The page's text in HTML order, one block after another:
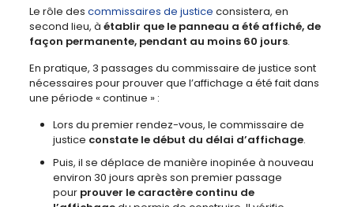
Le rôle des commissaires de justice consistera, en
second lieu, à établir que le panneau a été affiché, de
façon permanente, pendant au moins 60 jours.
En pratique, 3 passages du commissaire de justice sont
nécessaires pour prouver que l’affichage a été fait dans
une période « continue » :
Lors du premier rendez-vous, le commissaire de
justice constate le début du délai d’affichage.
Puis, il se déplace de manière inopinée à nouveau
environ 30 jours après son premier passage
pour prouver le caractère continu de